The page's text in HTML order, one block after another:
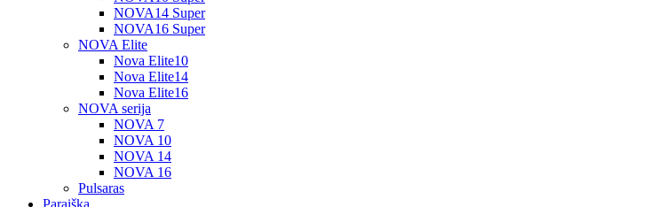
NOVA14 Super
NOVA16 Super
NOVA Elite
Nova Elite10
Nova Elite14
Nova Elite16
NOVA serija
NOVA 7
NOVA 10
NOVA 14
NOVA 16
Pulsaras
Paraiška